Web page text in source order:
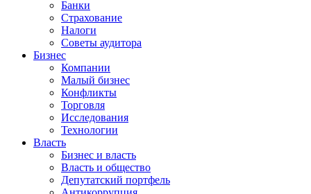
Банки
Страхование
Налоги
Советы аудитора
Бизнес
Компании
Малый бизнес
Конфликты
Торговля
Исследования
Технологии
Власть
Бизнес и власть
Власть и общество
Депутатский портфель